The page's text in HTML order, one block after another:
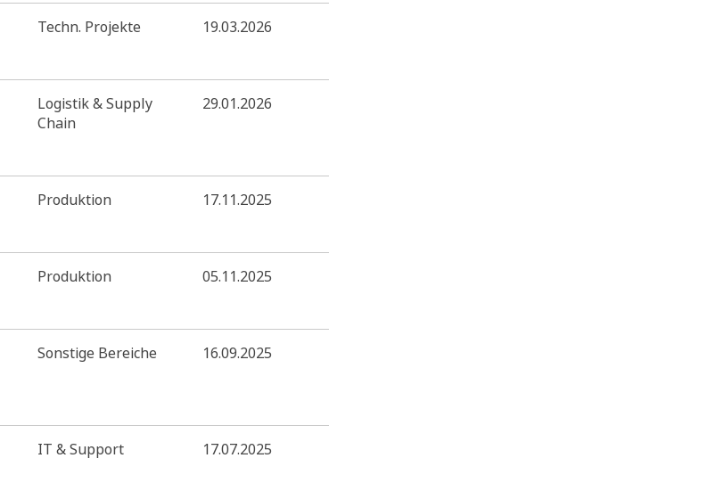
Techn. Projekte 19.03.2026
Logistik & Supply
Chain
29.01.2026
Produktion 17.11.2025
Produktion 05.11.2025
Sonstige Bereiche 16.09.2025
IT & Support 17.07.2025